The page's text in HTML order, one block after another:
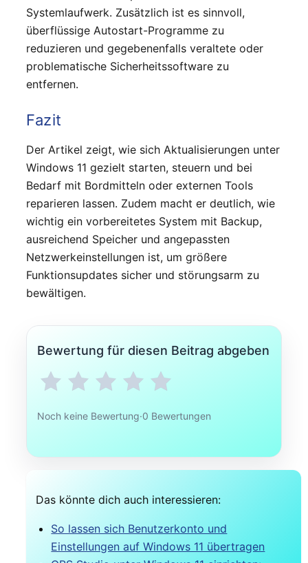
Systemlaufwerk. Zusätzlich ist es sinnvoll,
überflüssige Autostart-Programme zu
reduzieren und gegebenenfalls veraltete oder
problematische Sicherheitssoftware zu
entfernen.
Fazit
Der Artikel zeigt, wie sich Aktualisierungen unter
Windows 11 gezielt starten, steuern und bei
Bedarf mit Bordmitteln oder externen Tools
reparieren lassen. Zudem macht er deutlich, wie
wichtig ein vorbereitetes System mit Backup,
ausreichend Speicher und angepassten
Netzwerkeinstellungen ist, um größere
Funktionsupdates sicher und störungsarm zu
bewältigen.
Bewertung für diesen Beitrag abgeben
Noch keine Bewertung·0 Bewertungen
Das könnte dich auch interessieren:
So lassen sich Benutzerkonto und
Einstellungen auf Windows 11 übertragen